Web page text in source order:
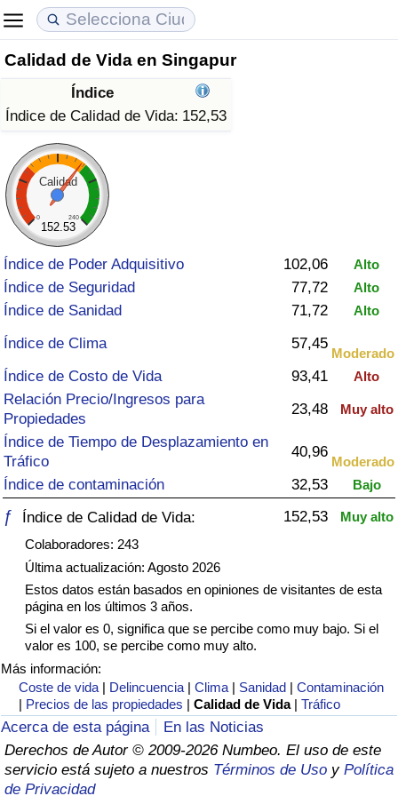
Calidad de Vida en Singapur
Índice
Índice de Calidad de Vida: 152,53
Calidad
0 240
152.53
Índice de Poder Adquisitivo 102,06 Alto
Índice de Seguridad 77,72 Alto
Índice de Sanidad 71,72 Alto
Índice de Clima 57,45
Moderado
Índice de Costo de Vida 93,41 Alto
Relación Precio/Ingresos para
Propiedades
23,48 Muy alto
Índice de Tiempo de Desplazamiento en
Tráfico
40,96
Moderado
Índice de contaminación 32,53 Bajo
ƒ Índice de Calidad de Vida: 152,53
Muy alto
Colaboradores: 243
Última actualización: Agosto 2026
Estos datos están basados en opiniones de visitantes de esta
página en los últimos 3 años.
Si el valor es 0, significa que se percibe como muy bajo. Si el
valor es 100, se percibe como muy alto.
Más información:
Coste de vida | Delincuencia |Clima | Sanidad |Contaminación
| Precios de las propiedades |Calidad de Vida |Tráfico
Acerca de esta página
En las Noticias
Derechos de Autor © 2009-2026 Numbeo. El uso de este
servicio está sujeto a nuestros Términos de Uso y Política
de Privacidad
Coste de vida
Índice de Costo de Vida (Actual)
Índice de Costo de Vida
Índice de costo de vida por país
en aqaba
Precios de las propiedades
Índice de Precios de Inmuebles (Actual)
Índice de Precios de Inmuebles
Índice de Precios de Inmuebles por País
Calidad de Vida
Índice de Calidad de Vida
Índice de Calidad de Vida (Actual)
Índice de calidad de vida por país
Delincuencia
Calificación del Índice de Criminalidad
(Actual)
Índice de criminalidad por país
Sanidad
Índice de Sanidad (Actual)
Índice de Sanidad
Índice de Sanidad por País
Contaminación
Índice de Contaminación (Actual)
Índice de contaminación
Índice de Contaminación por País